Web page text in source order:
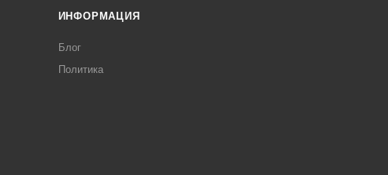
ИНФОРМАЦИЯ
Блог
Политика